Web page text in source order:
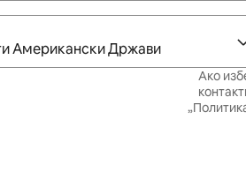
Американски Држави
Ако